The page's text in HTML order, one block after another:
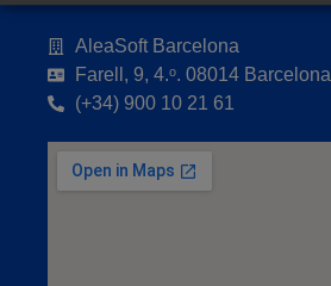
AleaSoft Barcelona
Farell, 9, 4.ᵒ. 08014 Barcelona
(+34) 900 10 21 61